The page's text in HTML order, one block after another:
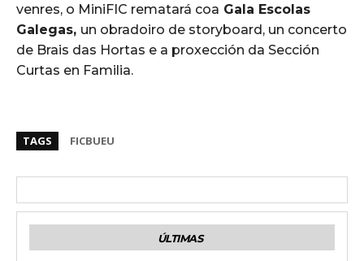
venres, o MiniFIC rematará coa Gala Escolas
Galegas, un obradoiro de storyboard, un concerto
de Brais das Hortas e a proxección da Sección
Curtas en Familia.
TAGS FICBUEU
ÚLTIMAS